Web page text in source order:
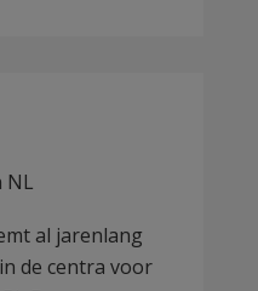
NL
al jarenlang
de centra voor